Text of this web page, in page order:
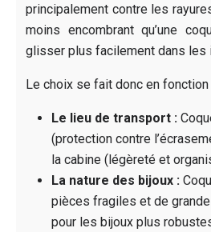
principalement contre les
moins encombrant qu’une
glisser plus facilement dans les
Le choix se fait donc en
Le lieu de transport :
(protection contre
la cabine (légèreté et
La nature des bijoux :
pièces fragiles et de
pour les bijoux plus